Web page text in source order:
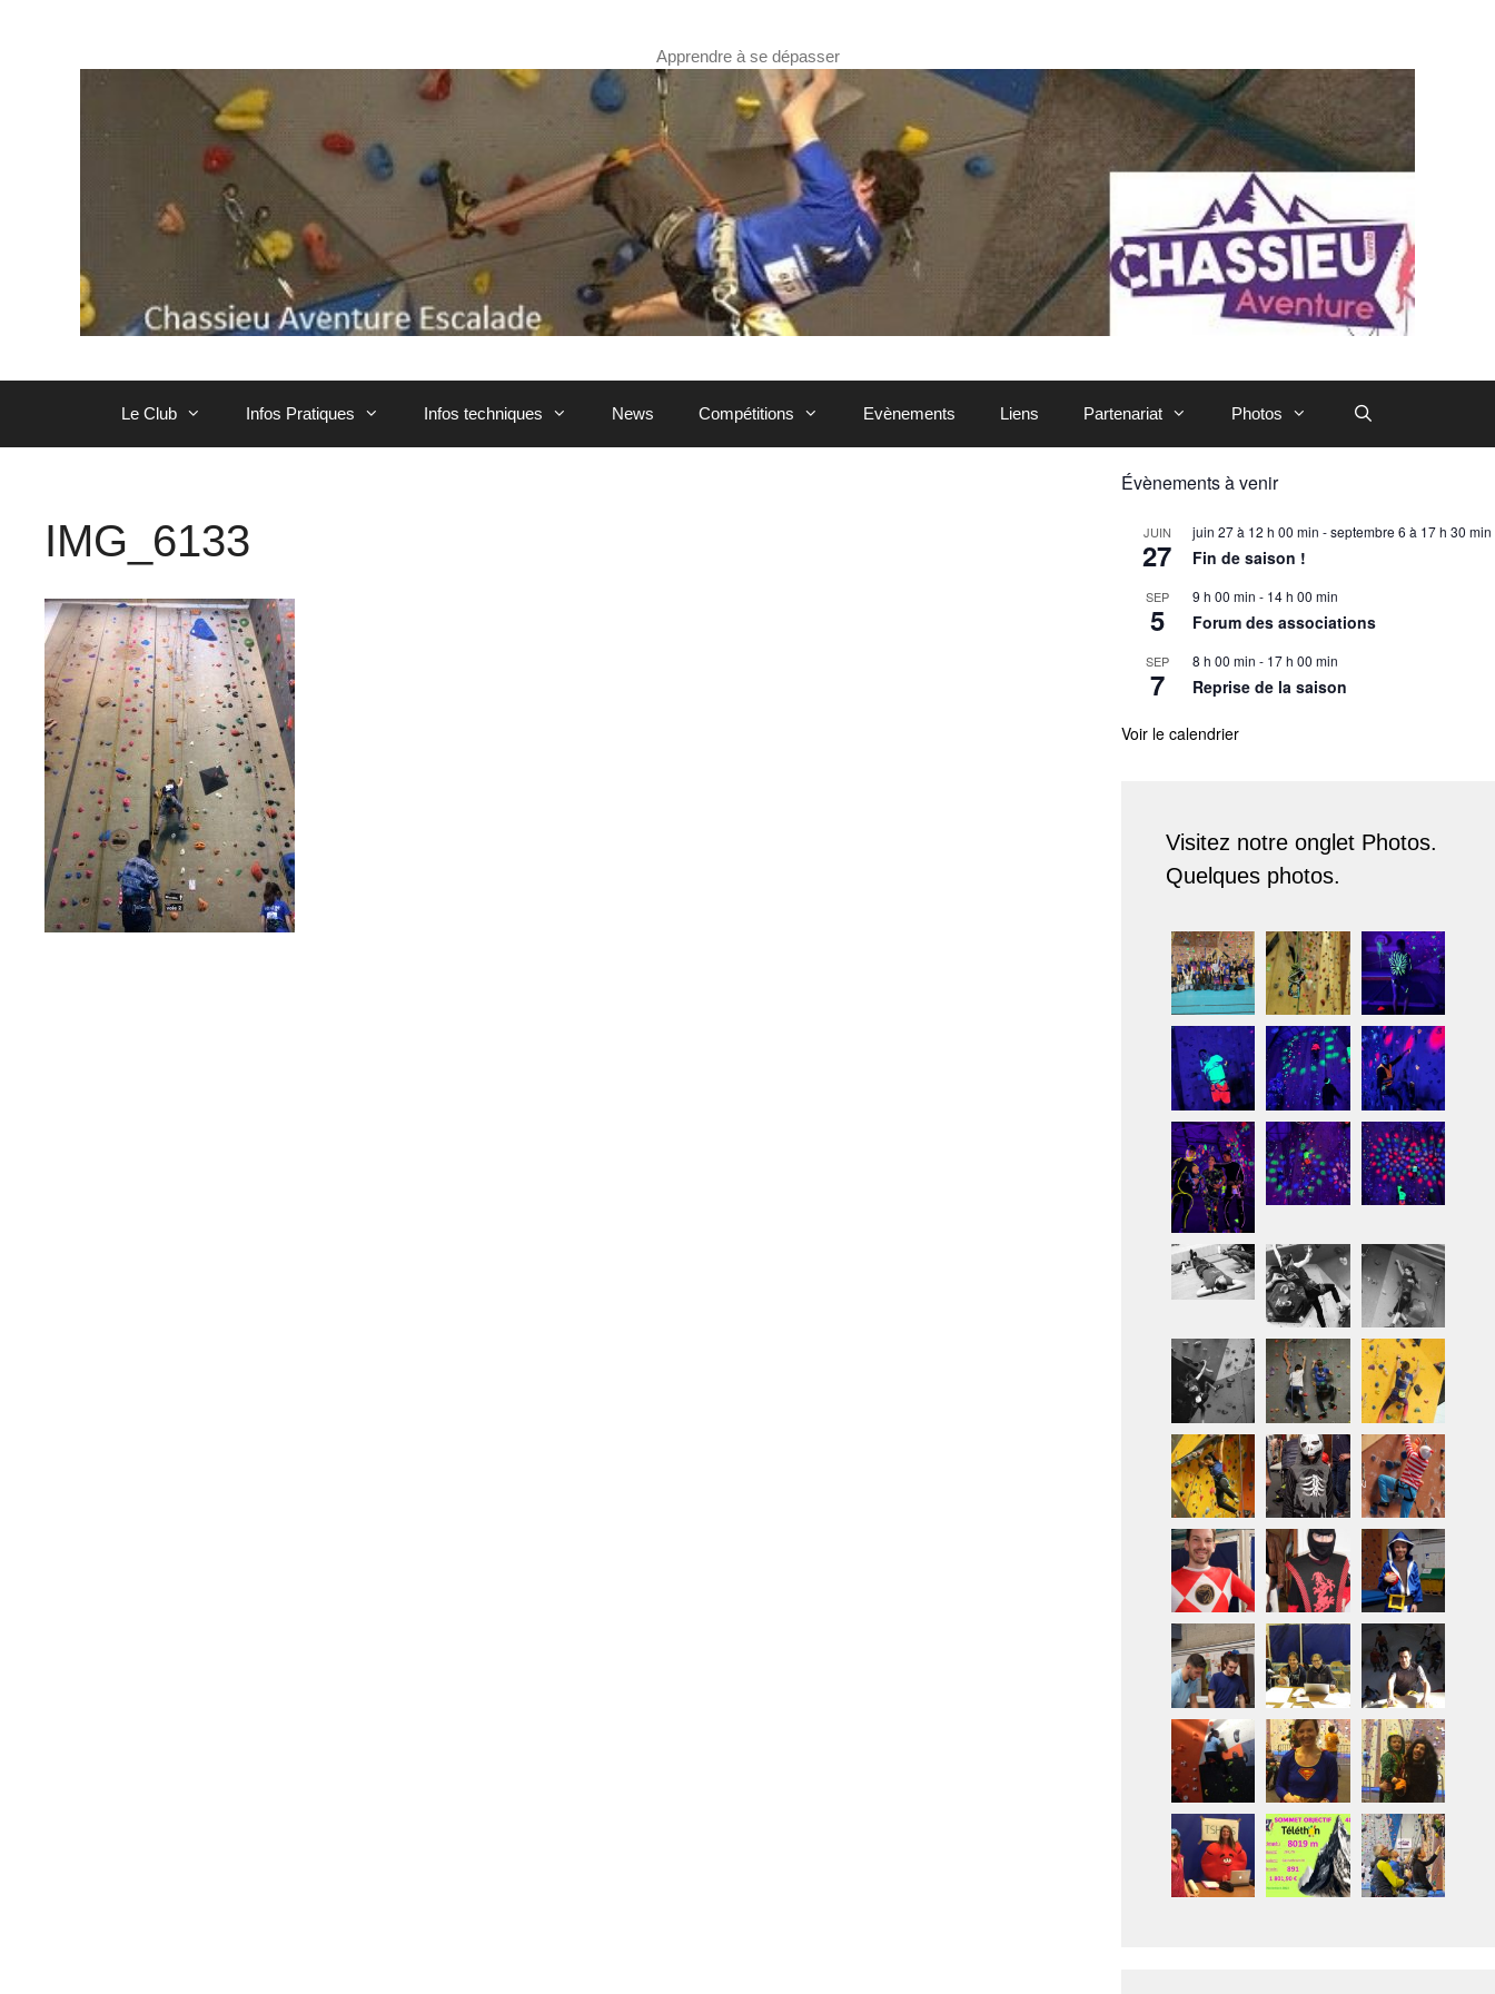
Apprendre à se dépasser
Le Club Infos Pratiques Infos techniques News Compétitions Evènements Liens Partenariat Photos
IMG_6133
Évènements à venir
JUIN
27
juin 27 à 12 h 00 min -septembre 6 à 17 h 30 min
Fin de saison !
SEP
5
9 h 00 min - 14 h 00 min
Forum des associations
SEP
7
8 h 00 min - 17 h 00 min
Reprise de la saison
Voir le calendrier
Visitez notre onglet Photos.
Quelques photos.